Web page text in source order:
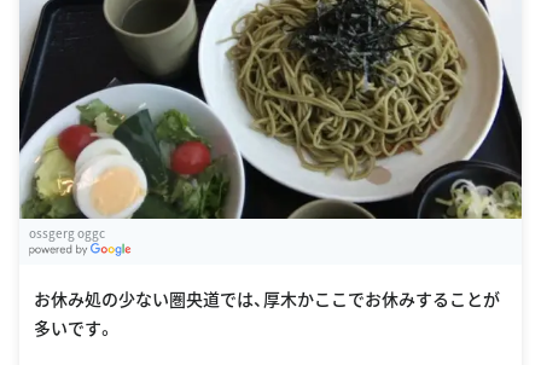
ossgerg oggc
お休み処の少ない圏央道では、厚木かここでお休みすることが
多いです。